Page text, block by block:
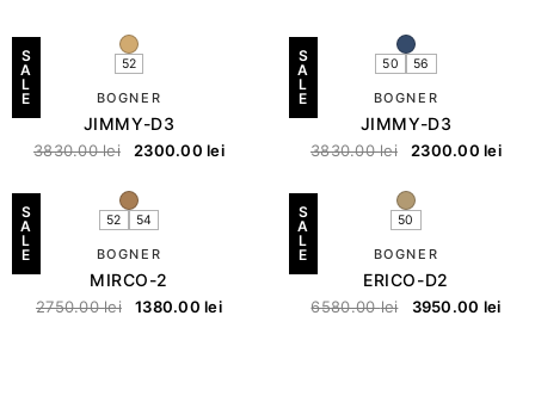
S
A
L
E
52
BOGNER
JIMMY-D3
3830.00lei 2300.00lei
S
A
L
E
50 56
BOGNER
JIMMY-D3
3830.00lei 2300.00lei
S
A
L
E
52 54
BOGNER
MIRCO-2
2750.00lei 1380.00lei
S
A
L
E
50
BOGNER
ERICO-D2
6580.00lei 3950.00 lei